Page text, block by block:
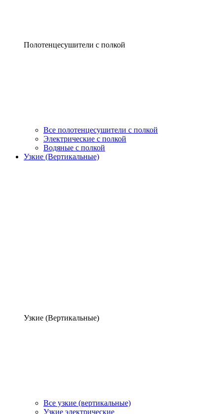
Полотенцесушители с полкой
Все полотенцесушители с полкой
Электрические с полкой
Водяные с полкой
Узкие (Вертикальные)
Узкие (Вертикальные)
Все узкие (вертикальные)
Узкие электрические